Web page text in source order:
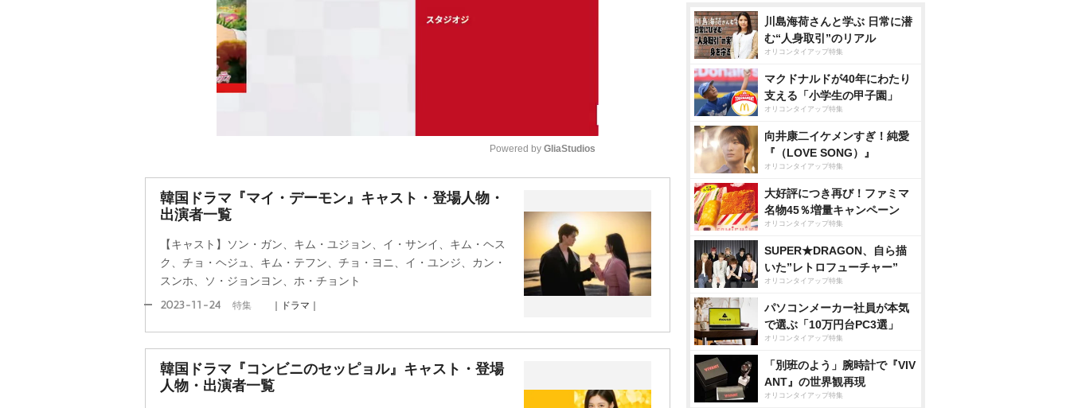
u
e
Powered by GliaStudios
韓国ドラマ『マイ・デーモン』キャスト・登場人物・
出演者一覧
【キャスト】ソン・ガン、キム・ユジョン、イ・サンイ、キム・ヘス
ク、チョ・ヘジュ、キム・テフン、チョ・ヨニ、イ・ユンジ、カン・
スンホ、ソ・ジョンヨン、ホ・チョント
2023-11-24 特集 ｜ドラマ｜
韓国ドラマ『コンビニのセッピョル』キャスト・登場
人物・出演者一覧
川島海荷さんと学ぶ 日常に潜
む“人身取引”のリアル
オリコンタイアップ特集
マクドナルドが40年にわたり
支える「小学生の甲子園」
オリコンタイアップ特集
向井康二イケメンすぎ！純愛
『（LOVE SONG）』
オリコンタイアップ特集
大好評につき再び！ファミマ
名物45％増量キャンペーン
オリコンタイアップ特集
SUPER★DRAGON、自ら描
いた”レトロフューチャー”
オリコンタイアップ特集
パソコンメーカー社員が本気
で選ぶ「10万円台PC3選」
オリコンタイアップ特集
「別班のよう」腕時計で『VIV
ANT』の世界観再現
オリコンタイアップ特集